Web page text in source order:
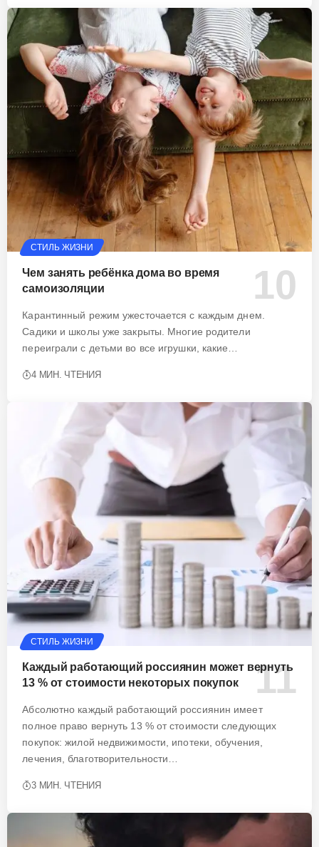
СТИЛЬ ЖИЗНИ
Чем занять ребёнка дома во время
самоизоляции
Карантинный режим ужесточается с каждым днем.
Садики и школы уже закрыты. Многие родители
переиграли с детьми во все игрушки, какие…
4 МИН. ЧТЕНИЯ
СТИЛЬ ЖИЗНИ
Каждый работающий россиянин может вернуть
13 % от стоимости некоторых покупок
Абсолютно каждый работающий россиянин имеет
полное право вернуть 13 % от стоимости следующих
покупок: жилой недвижимости, ипотеки, обучения,
лечения, благотворительности…
3 МИН. ЧТЕНИЯ